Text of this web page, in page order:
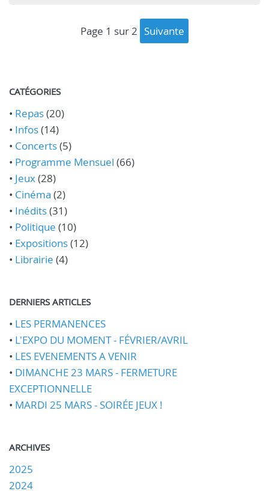
page 1 sur 2 suivante
CATÉGORIES
• Repas(20)
• Infos(14)
• Concerts(5)
• Programme Mensuel (66)
• Jeux(28)
• Cinéma (2)
• Inédits(31)
• Politique (10)
• Expositions(12)
• Librairie (4)
DERNIERS ARTICLES
• LES PERMANENCES
• L'EXPO DU MOMENT - FÉVRIER/AVRIL
• LES EVENEMENTS A VENIR
• DIMANCHE 23 MARS - FERMETURE
EXCEPTIONNELLE
• MARDI 25 MARS - SOIRÉE JEUX !
ARCHIVES
2025
2024